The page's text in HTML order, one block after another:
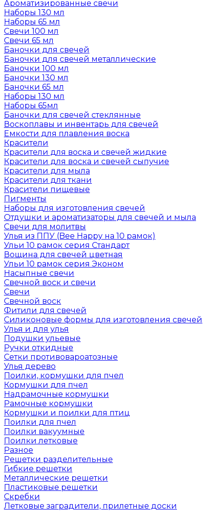
Ароматизированные свечи
Наборы 130 мл
Наборы 65 мл
Свечи 100 мл
Свечи 65 мл
Баночки для свечей
Баночки для свечей металлические
Баночки 100 мл
Баночки 130 мл
Баночки 65 мл
Наборы 130 мл
Наборы 65мл
Баночки для свечей стеклянные
Воскоплавы и инвентарь для свечей
Емкости для плавления воска
Красители
Красители для воска и свечей жидкие
Красители для воска и свечей сыпучие
Красители для мыла
Красители для ткани
Красители пищевые
Пигменты
Наборы для изготовления свечей
Отдушки и ароматизаторы для свечей и мыла
Свечи для молитвы
Улья из ППУ (Bee Happy на 10 рамок)
Ульи 10 рамок серия Стандарт
Вощина для свечей цветная
Ульи 10 рамок серия Эконом
Насыпные свечи
Свечной воск и свечи
Свечи
Свечной воск
Фитили для свечей
Силиконовые формы для изготовления свечей
Улья и для улья
Подушки ульевые
Ручки откидные
Сетки противовароатозные
Улья дерево
Поилки, кормушки для пчел
Кормушки для пчел
Надрамочные кормушки
Рамочные кормушки
Кормушки и поилки для птиц
Поилки для пчел
Поилки вакуумные
Поилки летковые
Разное
Решетки разделительные
Гибкие решетки
Металлические решетки
Пластиковые решетки
Скребки
Летковые заградители, прилетные доски